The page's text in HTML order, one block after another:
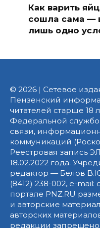
Как варить
сошла сама —
лишь одно
© 2026 | Сетевое
Пензенский
читателей старше 18
Федеральной
связи,
коммуникаций
Реестровая запись
18.02.2022 года.
редактор — Белов
(8412) 238-002, e-
портале PNZ.RU
и авторские
авторских
редакции